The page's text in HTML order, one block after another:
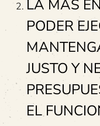
LA MÁS
PODER
JUSTO Y
EL